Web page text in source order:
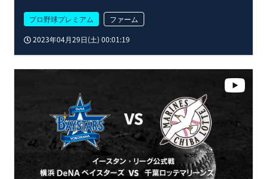
プロ野球プレミアム
ファーム
2023年04月29日(土) 00:01:19